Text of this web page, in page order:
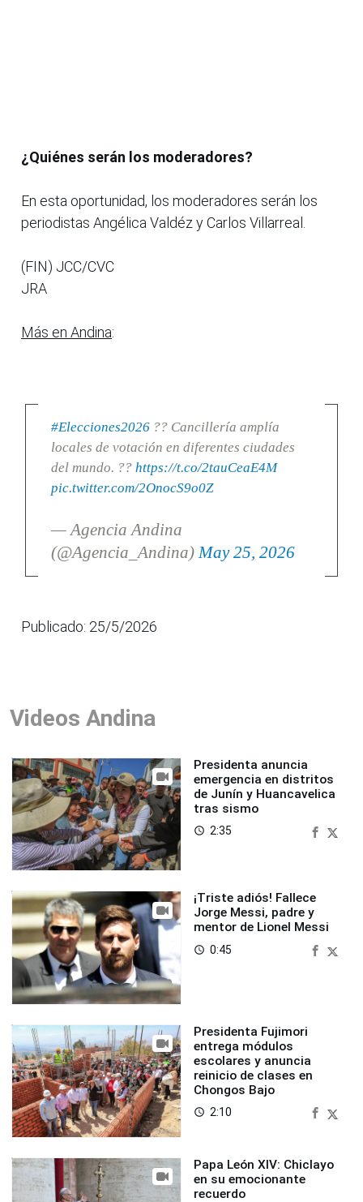
¿Quiénes serán los moderadores?
En esta oportunidad, los moderadores serán los
periodistas Angélica Valdéz y Carlos Villarreal.
(FIN) JCC/CVC
JRA
Más en Andina:
#Elecciones2026?? Cancillería amplía
locales de votación en diferentes ciudades
del mundo. ?? https://t.co/2tauCeaE4M
pic.twitter.com/2OnocS9o0Z
— Agencia Andina
(@Agencia_Andina)May 25, 2026
Publicado: 25/5/2026
Videos Andina
Presidenta anuncia
emergencia en distritos
de Junín y Huancavelica
tras sismo
access_time 2:35
¡Triste adiós! Fallece
Jorge Messi, padre y
mentor de Lionel Messi
access_time 0:45
Presidenta Fujimori
entrega módulos
escolares y anuncia
reinicio de clases en
Chongos Bajo
access_time 2:10
Papa León XIV: Chiclayo
en su emocionante
recuerdo